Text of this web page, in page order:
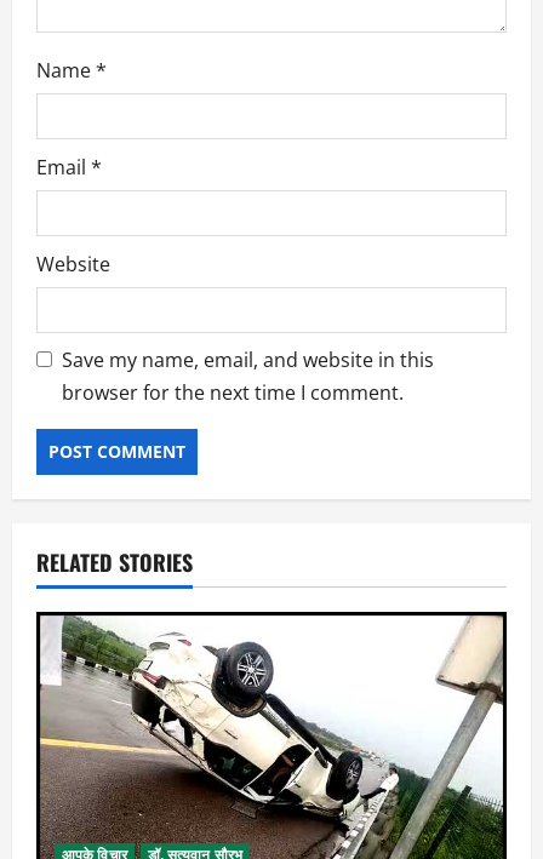
Name*
Email *
Website
Save my name, email, and website in this
browser for the next time I comment.
RELATED STORIES
आपके विचार डॉ. सत्यवान सौरभ